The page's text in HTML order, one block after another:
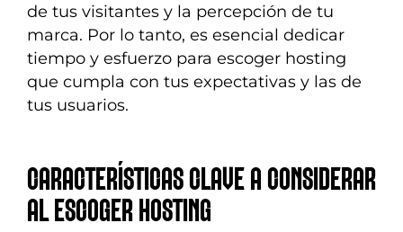
de tus visitantes y la percepción de tu
marca. Por lo tanto, es esencial dedicar
tiempo y esfuerzo para escoger hosting
que cumpla con tus expectativas y las de
tus usuarios.
CARACTERÍSTICAS CLAVE A CONSIDERAR
AL ESCOGER HOSTING